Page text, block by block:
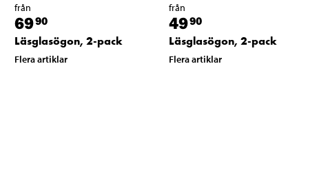
från
6990
Läsglasögon, 2-pack
Flera artiklar
från
4990
Läsglasögon, 2-pack
Flera artiklar